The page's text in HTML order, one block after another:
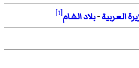
العربية-بلاد الشام[1]